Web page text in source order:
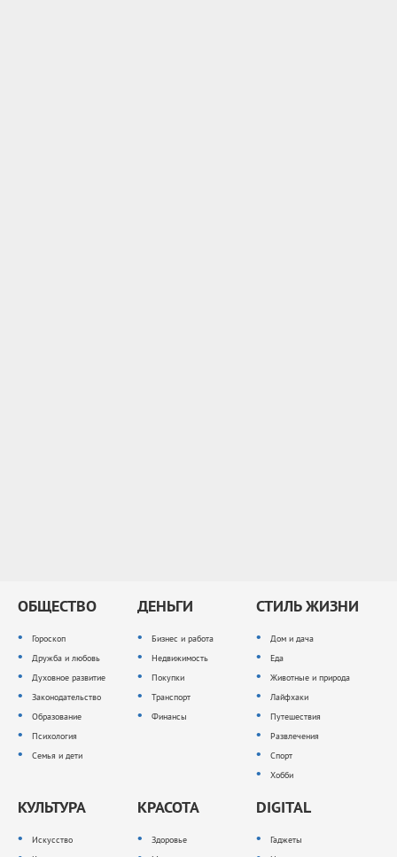
ОБЩЕСТВО
Гороскоп
Дружба и любовь
Духовное развитие
Законодательство
Образование
Психология
Семья и дети
ДЕНЬГИ
Бизнес и работа
Недвижимость
Покупки
Транспорт
Финансы
СТИЛЬ ЖИЗНИ
Дом и дача
Еда
Животные и природа
Лайфхаки
Путешествия
Развлечения
Спорт
Хобби
КУЛЬТУРА
Искусство
КРАСОТА
Здоровье
DIGITAL
Гаджеты